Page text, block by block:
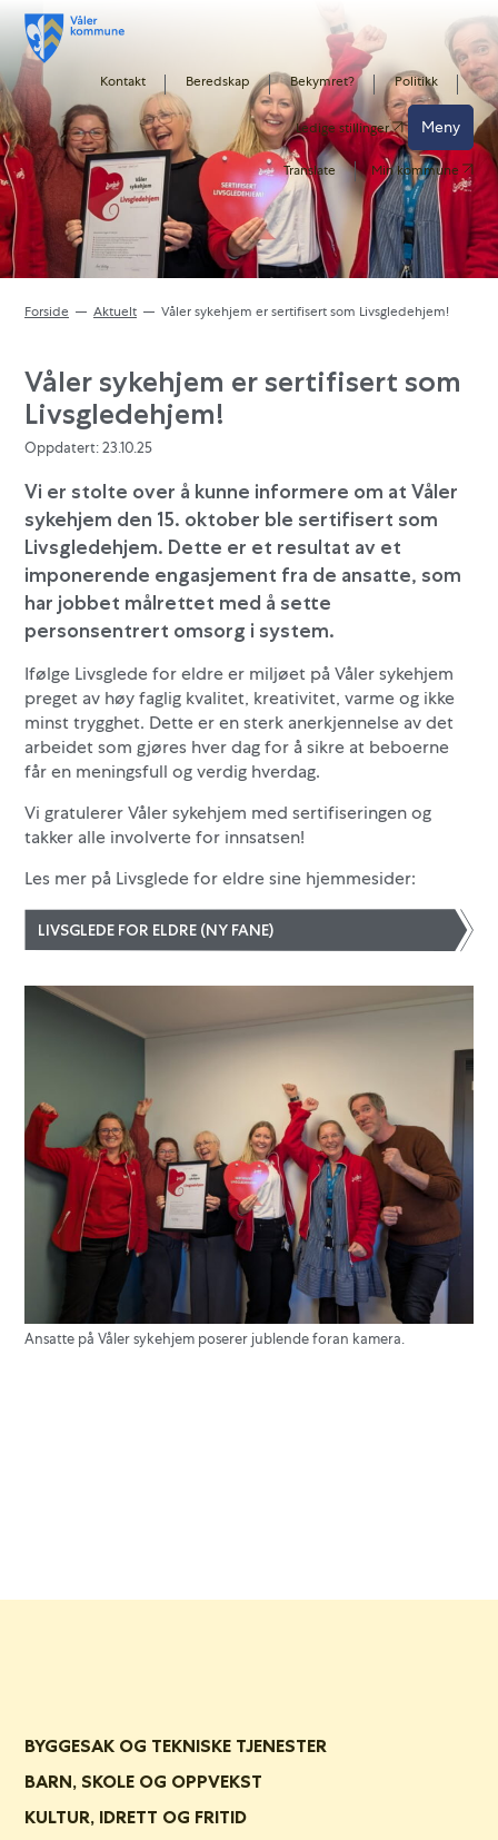
Kontakt Beredskap Bekymret? Politikk
Ledige stillinger Meny
Translate Min kommune
Forside Aktuelt Våler sykehjem er sertifisert som Livsgledehjem!
Våler sykehjem er sertifisert som
Livsgledehjem!
Oppdatert: 23.10.25
Vi er stolte over å kunne informere om at Våler
sykehjem den 15. oktober ble sertifisert som
Livsgledehjem. Dette er et resultat av et
imponerende engasjement fra de ansatte, som
har jobbet målrettet med å sette
personsentrert omsorg i system.
Ifølge Livsglede for eldre er miljøet på Våler sykehjem
preget av høy faglig kvalitet, kreativitet, varme og ikke
minst trygghet. Dette er en sterk anerkjennelse av det
arbeidet som gjøres hver dag for å sikre at beboerne
får en meningsfull og verdig hverdag.
Vi gratulerer Våler sykehjem med sertifiseringen og
takker alle involverte for innsatsen!
Les mer på Livsglede for eldre sine hjemmesider:
LIVSGLEDE FOR ELDRE (NY FANE)
Ansatte på Våler sykehjem poserer jublende foran kamera.
BYGGESAK OG TEKNISKE TJENESTER
BARN, SKOLE OG OPPVEKST
KULTUR, IDRETT OG FRITID